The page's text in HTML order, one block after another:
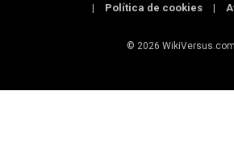
| Política de cookies |
© 2026 WikiVersus.com